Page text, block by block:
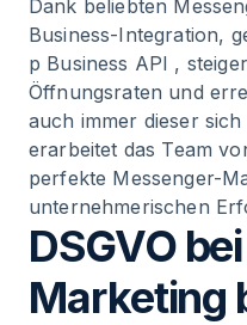
Dank beliebten
Business-Integration,
p Business API ,
Öffnungsraten und
auch immer dieser
erarbeitet das Team
perfekte Messenger-
unternehmerischen
DSGVO
Marketing